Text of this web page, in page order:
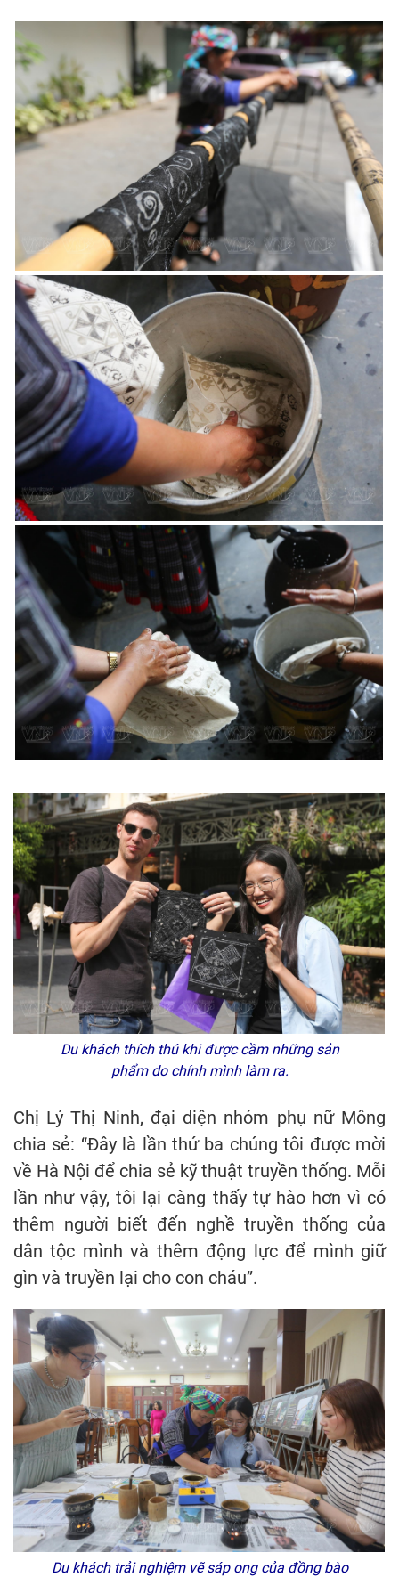
Du khách thích thú khi được cầm những sản
phẩm do chính mình làm ra.
Chị Lý Thị Ninh, đại diện nhóm phụ nữ Mông
chia sẻ: “Đây là lần thứ ba chúng tôi được mời
về Hà Nội để chia sẻ kỹ thuật truyền thống. Mỗi
lần như vậy, tôi lại càng thấy tự hào hơn vì có
thêm người biết đến nghề truyền thống của
dân tộc mình và thêm động lực để mình giữ
gìn và truyền lại cho con cháu”.
Du khách trải nghiệm vẽ sáp ong của đồng bào